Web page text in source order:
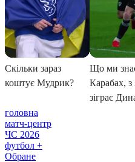
головна
матч-центр
ЧС 2026
футбол +
Обране